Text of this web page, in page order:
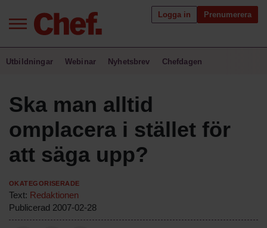
Logga in Prenumerera
Annonsera
Bra ledare förändrar världen
Utbildning för ledare
Chefakademin+
Populära utbildningar
Utbildningar Webinar Nyhetsbrev Chefdagen
Ska man alltid
omplacera i stället för
att säga upp?
Okategoriserade
Text: Redaktionen
Publicerad 2007-02-28